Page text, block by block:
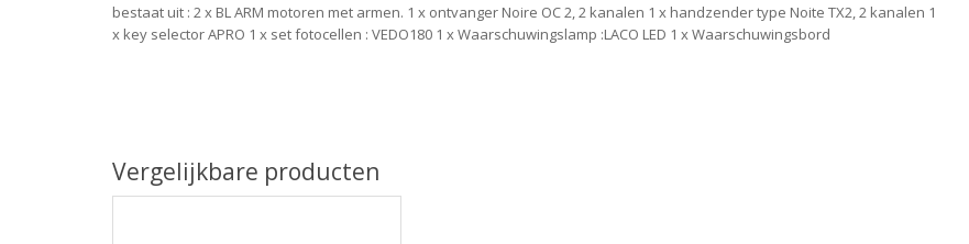
bestaat uit : 2 x BL ARM motoren met armen. 1 x ontvanger Noire OC 2, 2 kanalen 1 x handzender type Noite TX2, 2 kanalen 1
x key selector APRO 1 x set fotocellen : VEDO180 1 x Waarschuwingslamp :LACO LED 1 x Waarschuwingsbord
Vergelijkbare producten